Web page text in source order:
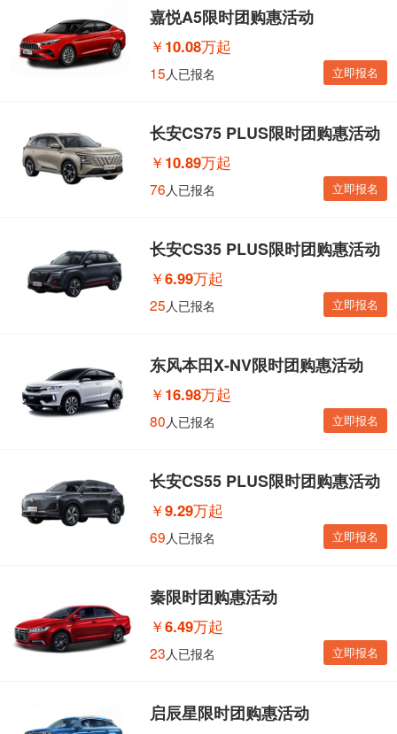
嘉悦A5限时团购惠活动
￥ 10.08万起
15 人已报名 立即报名
长安CS75 PLUS限时团购惠活动
￥ 10.89万起
76 人已报名 立即报名
长安CS35 PLUS限时团购惠活动
￥6.99万起
25 人已报名 立即报名
东风本田X-NV限时团购惠活动
￥ 16.98万起
80 人已报名 立即报名
长安CS55 PLUS限时团购惠活动
￥9.29万起
69 人已报名 立即报名
秦限时团购惠活动
￥6.49万起
23 人已报名 立即报名
启辰星限时团购惠活动